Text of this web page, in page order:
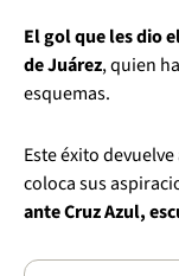
El gol que les dio
de Juárez, quien
esquemas.
Este éxito
coloca sus
ante Cruz Azul,